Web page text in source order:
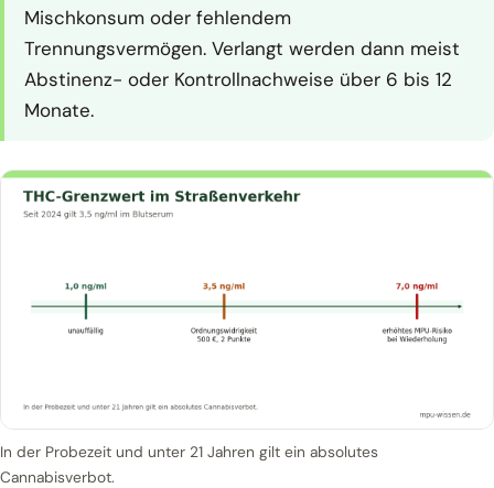
Mischkonsum oder fehlendem
Trennungsvermögen. Verlangt werden dann meist
Abstinenz- oder Kontrollnachweise über 6 bis 12
Monate.
In der Probezeit und unter 21 Jahren gilt ein absolutes
Cannabisverbot.